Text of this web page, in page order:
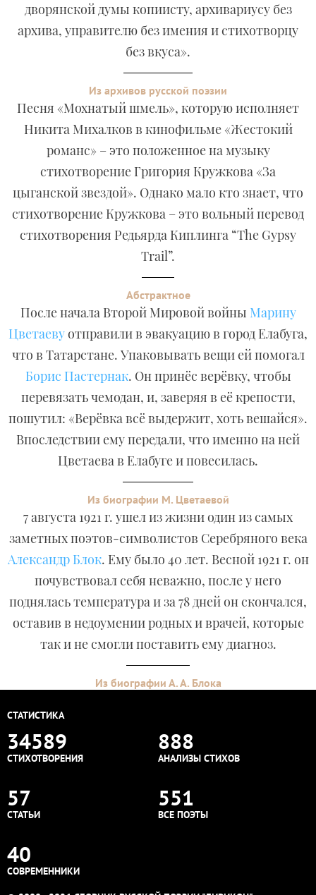
дворянской думы копиисту, архивариусу без
архива, управителю без имения и стихотворцу
без вкуса».
Из архивов русской поэзии
Песня «Мохнатый шмель», которую исполняет
Никита Михалков в кинофильме «Жестокий
романс» – это положенное на музыку
стихотворение Григория Кружкова «За
цыганской звездой». Однако мало кто знает, что
стихотворение Кружкова – это вольный перевод
стихотворения Редьярда Киплинга “The Gypsy
Trail”.
Абстрактное
После начала Второй Мировой войны Марину
Цветаевуотправили в эвакуацию в город Елабуга,
что в Татарстане. Упаковывать вещи ей помогал
Борис Пастернак. Он принёс верёвку, чтобы
перевязать чемодан, и, заверяя в её крепости,
пошутил: «Верёвка всё выдержит, хоть вешайся».
Впоследствии ему передали, что именно на ней
Цветаева в Елабуге и повесилась.
Из биографии М. Цветаевой
7 августа 1921 г. ушел из жизни один из самых
заметных поэтов-символистов Серебряного века
Александр Блок. Ему было 40 лет. Весной 1921 г. он
почувствовал себя неважно, после у него
поднялась температура и за 78 дней он скончался,
оставив в недоумении родных и врачей, которые
так и не смогли поставить ему диагноз.
Из биографии А. А. Блока
СТАТИСТИКА
34589
СТИХОТВОРЕНИЯ
888
АНАЛИЗЫ СТИХОВ
57
СТАТЬИ
551
ВСЕ ПОЭТЫ
40
СОВРЕМЕННИКИ